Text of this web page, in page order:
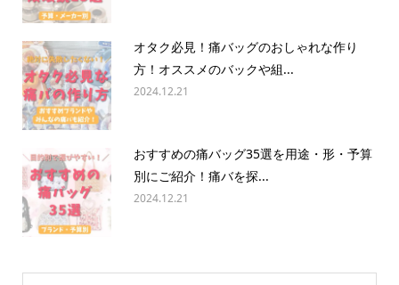
オタク必見！痛バッグのおしゃれな作り
方！オススメのバックや組...
2024.12.21
おすすめの痛バッグ35選を用途・形・予算
別にご紹介！痛バを探...
2024.12.21